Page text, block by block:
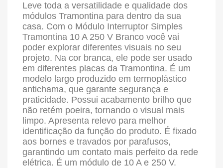
Leve toda a versatilidade e qualidade dos
módulos Tramontina para dentro da sua
casa. Com o Módulo Interruptor Simples
Tramontina 10 A 250 V Branco você vai
poder explorar diferentes visuais no seu
projeto. Na cor branca, ele pode ser usado
em diferentes placas da Tramontina. É um
modelo largo produzido em termoplástico
antichama, que garante segurança e
praticidade. Possui acabamento brilho que
não retém poeira, tornando o visual mais
limpo. Apresenta relevo para melhor
identificação da função do produto. É fixado
aos bornes e travados por parafusos,
garantindo um contato mais perfeito da rede
elétrica. É um módulo de 10 A e 250 V.